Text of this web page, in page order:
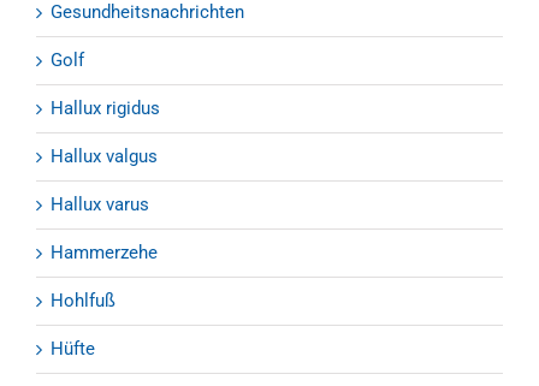
Gesundheitsnachrichten
Golf
Hallux rigidus
Hallux valgus
Hallux varus
Hammerzehe
Hohlfuß
Hüfte